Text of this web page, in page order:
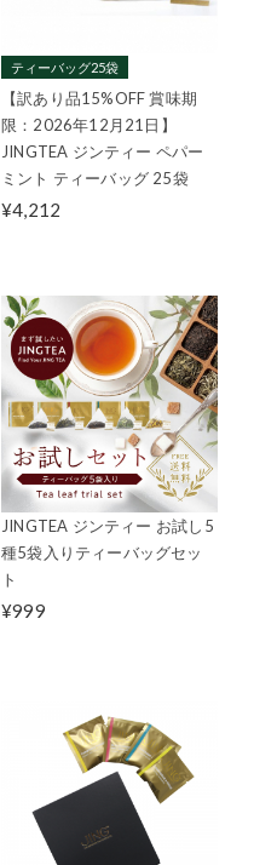
ティーバッグ25袋
【訳あり品15%OFF 賞味期
限：2026年12月21日】
JINGTEA ジンティー ペパー
ミント ティーバッグ 25袋
¥4,212
JINGTEA ジンティー お試し5
種5袋入りティーバッグセッ
ト
¥999